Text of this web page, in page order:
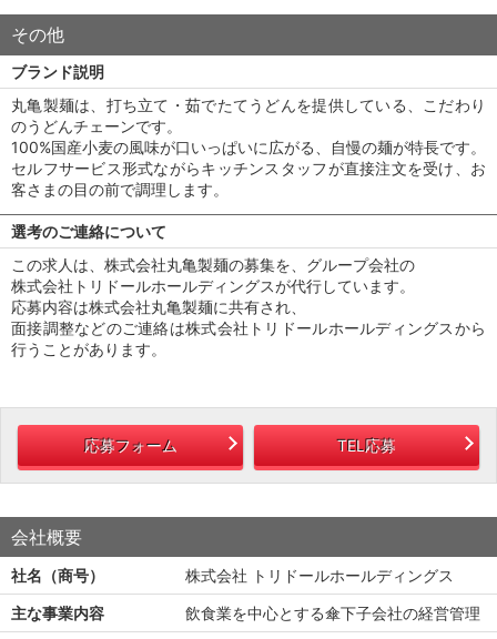
その他
ブランド説明
丸亀製麺は、打ち立て・茹でたてうどんを提供している、こだわり
のうどんチェーンです。
100%国産小麦の風味が口いっぱいに広がる、自慢の麺が特長です。
セルフサービス形式ながらキッチンスタッフが直接注文を受け、お
客さまの目の前で調理します。
選考のご連絡について
この求人は、株式会社丸亀製麺の募集を、グループ会社の
株式会社トリドールホールディングスが代行しています。
応募内容は株式会社丸亀製麺に共有され、
面接調整などのご連絡は株式会社トリドールホールディングスから
行うことがあります。
応募フォーム TEL応募
会社概要
社名（商号）
株式会社 トリドールホールディングス
主な事業内容
飲食業を中心とする傘下子会社の経営管理